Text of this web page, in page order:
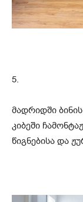
5.
მადრიდში
კიბეში
წიგნებისა და